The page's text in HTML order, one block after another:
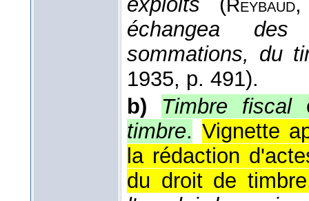
Reybaud
échangea des
sommations, du
1935, p. 491).
b)
Timbre fiscal
timbre. Vignette
la rédaction
du droit de